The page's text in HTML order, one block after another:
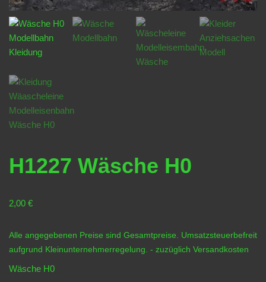
H1227 Wäsche H0
2,00 €
Alle angegebenen Preise sind Gesamtpreise. Umsatzsteuerbefreit
aufgrund Kleinunternehmerregelung. - zuzüglich Versandkosten
Wäsche H0